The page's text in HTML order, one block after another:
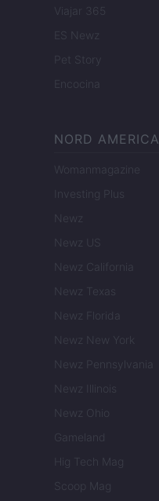
Viajar 365
ES Newz
Pet Story
Encocina
NORD AMERICA
Womanmagazine
Investing Plus
Newz
Newz US
Newz California
Newz Texas
Newz Florida
Newz New York
Newz Pennsylvania
Newz Illinois
Newz Ohio
Gameland
Hig Tech Mag
Scoop Mag